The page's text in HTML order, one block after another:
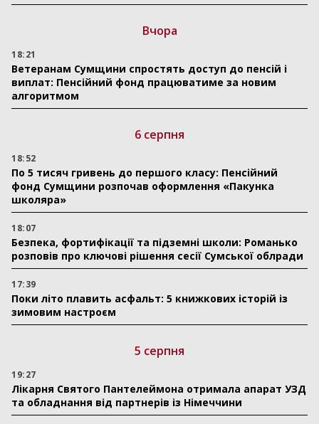
Вчора
18:21
Ветеранам Сумщини спростять доступ до пенсій і
виплат: Пенсійний фонд працюватиме за новим
алгоритмом
6 серпня
18:52
По 5 тисяч гривень до першого класу: Пенсійний
фонд Сумщини розпочав оформлення «Пакунка
школяра»
18:07
Безпека, фортифікації та підземні школи: Романько
розповів про ключові рішення сесії Сумської облради
17:39
Поки літо плавить асфальт: 5 книжкових історій із
зимовим настроєм
5 серпня
19:27
Лікарня Святого Пантелеймона отримала апарат УЗД
та обладнання від партнерів із Німеччини